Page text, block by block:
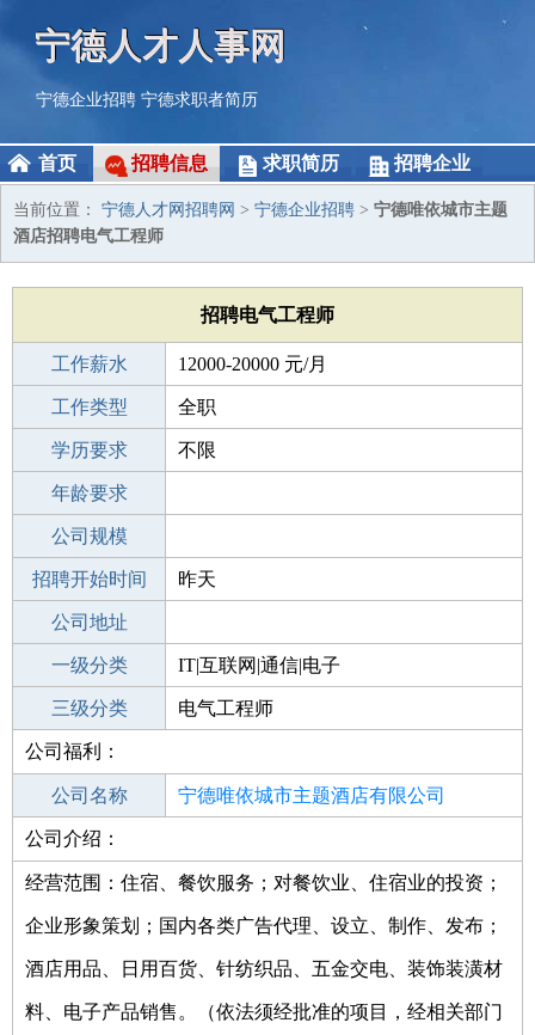
宁德人才人事网
宁德企业招聘 宁德求职者简历
首页 招聘信息 求职简历 招聘企业
当前位置： 宁德人才网招聘网 > 宁德企业招聘 > 宁德唯依城市主题
酒店招聘电气工程师
招聘电气工程师
工作薪水 12000-20000 元/月
招聘人数 1人
工作类型 全职
性别要求 -
学历要求 不限
工作经验
年龄要求
工作地点
公司规模
公司电话
招聘开始时间 昨天
招聘结束时间
公司地址
一级分类 IT|互联网|通信|电子
二级分类 电子/电气
三级分类 电气工程师
其他行业
公司福利：
公司名称 宁德唯依城市主题酒店有限公司
公司类型
公司介绍：
经营范围：住宿、餐饮服务；对餐饮业、住宿业的投资；
企业形象策划；国内各类广告代理、设立、制作、发布；
酒店用品、日用百货、针纺织品、五金交电、装饰装潢材
料、电子产品销售。（依法须经批准的项目，经相关部门